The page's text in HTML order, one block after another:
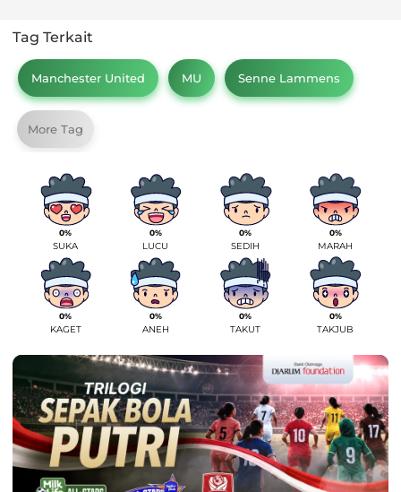
Tag Terkait
Manchester United MU Senne Lammens
More Tag
0%
SUKA
0%
LUCU
0%
SEDIH
0%
MARAH
0%
KAGET
0%
ANEH
0%
TAKUT
0%
TAKJUB